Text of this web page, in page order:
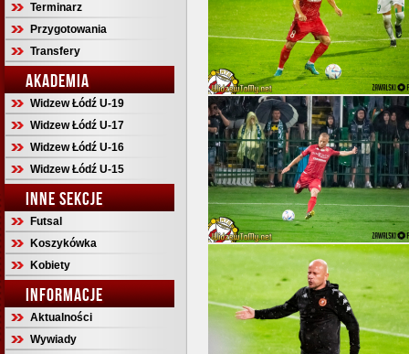
Terminarz
Przygotowania
Transfery
AKADEMIA
Widzew Łódź U-19
Widzew Łódź U-17
Widzew Łódź U-16
Widzew Łódź U-15
INNE SEKCJE
Futsal
Koszykówka
Kobiety
INFORMACJE
Aktualności
Wywiady